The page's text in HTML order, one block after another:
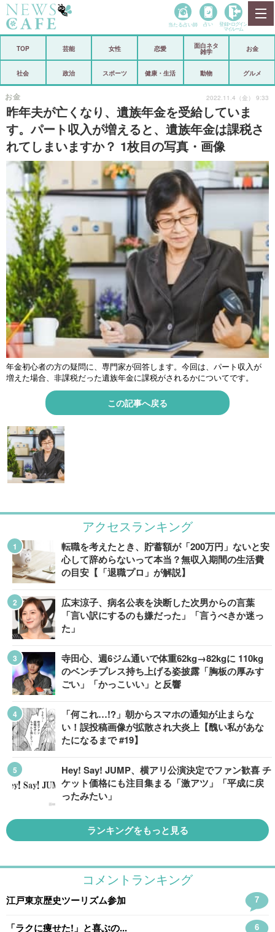
政治
芸能 スポーツ
恋愛 ビックリ
コメントポスト アリ／ナシ
リリース ショップ
登録・ログイン/マイルーム
当たる占い師 占い 登録• ログイン
マイルーム
TOP 芸能 女性 恋愛
面白ネタ
雑学
お金
社会 政治 スポーツ 健康・生活 動物 グルメ
昨年夫が亡くなり、遺族年金を受給していま
す。パート収入が増えると、遺族年金は課税さ
れてしまいますか？ 1枚目の写真・画像
お金 2022.11.4（金） 9:33
年金初心者の方の疑問に、専門家が回答します。今回は、パート収入が
増えた場合、非課税だった遺族年金に課税がされるかについてです。
この記事へ戻る
アクセスランキング
転職を考えたとき、貯蓄額が「200万円」ないと安
心して辞めらないって本当？無収入期間の生活費
の目安【「退職プロ」が解説】
広末涼子、病名公表を決断した次男からの言葉
「言い訳にするのも嫌だった」「言うべきか迷っ
た」
寺田心、週6ジム通いで体重62kg→82kgに 110kg
のベンチプレス持ち上げる姿披露「胸板の厚みす
ごい」「かっこいい」と反響
「何これ…!?」朝からスマホの通知が止まらな
い！誤投稿画像が拡散され大炎上【醜い私があな
たになるまで #19】
Hey! Say! JUMP、横アリ公演決定でファン歓喜 チ
ケット価格にも注目集まる「激アツ」「平成に戻
ったみたい」
ランキングをもっと見る